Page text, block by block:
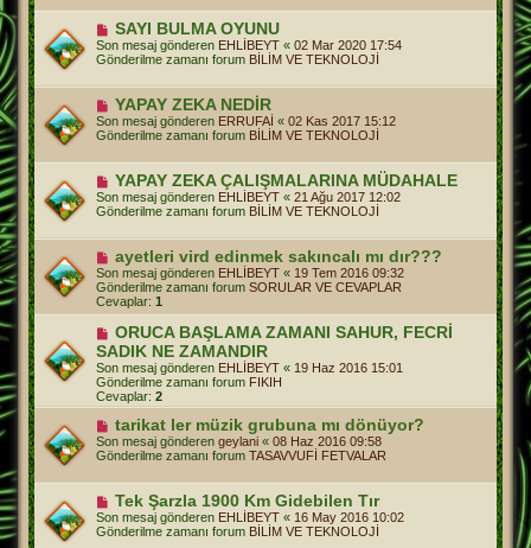
s
a
j
Y
e
n
i
e
a
j
SAYI BULMA OYUNU
Son mesaj gönderen EHLİBEYT « 02 Mar 2020 17:54
Gönderilme zamanı forum BİLİM VE TEKNOLOJİ
Y
n
i
e
a
j
YAPAY ZEKA NEDİR
Son mesaj gönderen ERRUFAİ « 02 Kas 2017 15:12
Gönderilme zamanı forum BİLİM VE TEKNOLOJİ
Y
n
i
s
a
j
YAPAY ZEKA ÇALIŞMALARINA MÜDAHALE
Son mesaj gönderen EHLİBEYT « 21 Ağu 2017 12:02
Gönderilme zamanı forum BİLİM VE TEKNOLOJİ
Y
e
n
i
m
s
a
j
ayetleri vird edinmek sakıncalı mı dır???
Son mesaj gönderen EHLİBEYT « 19 Tem 2016 09:32
Gönderilme zamanı forum SORULAR VE CEVAPLAR
Cevaplar: 1
Y
e
n
i
m
e
a
j
ORUCA BAŞLAMA ZAMANI SAHUR, FECRİ
SADIK NE ZAMANDIR
Son mesaj gönderen EHLİBEYT « 19 Haz 2016 15:01
Gönderilme zamanı forum FIKIH
Cevaplar: 2
Y
e
n
i
e
a
j
tarikat ler müzik grubuna mı dönüyor?
Son mesaj gönderen geylani « 08 Haz 2016 09:58
Gönderilme zamanı forum TASAVVUFİ FETVALAR
Y
n
i
Tek Şarzla 1900 Km Gidebilen Tır
Son mesaj gönderen EHLİBEYT « 16 May 2016 10:02
Gönderilme zamanı forum BİLİM VE TEKNOLOJİ